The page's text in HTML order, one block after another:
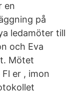
en
på
ledamöter till
och Eva
Mötet
er , imon